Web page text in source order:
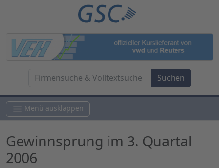
Menü ausklappen
Gewinnsprung im 3. Quartal
2006